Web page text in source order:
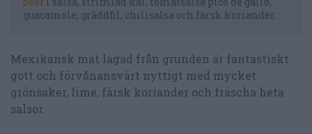
guacamole, gräddfil, chilisalsa och färsk koriander.
Mexikansk mat lagad från grunden är fantastiskt
gott och förvånansvärt nyttigt med mycket
grönsaker, lime, färsk koriander och fräscha heta
salsor.